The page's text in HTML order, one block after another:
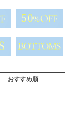
おすすめ順